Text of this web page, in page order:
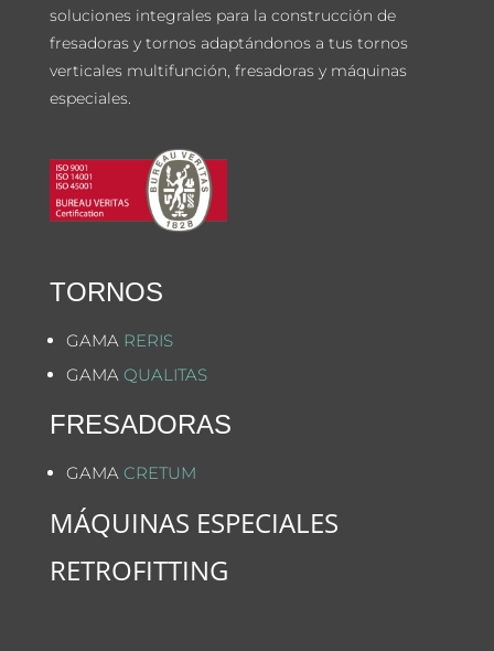
soluciones integrales para la construcción de
fresadoras y tornos adaptándonos a tus tornos
verticales multifunción, fresadoras y máquinas
especiales.
TORNOS
GAMA RERIS
GAMA QUALITAS
FRESADORAS
GAMA CRETUM
MÁQUINAS ESPECIALES
RETROFITTING